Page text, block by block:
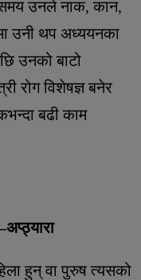
उनले नाक, कान,
उनी थप अध्ययनका
उनको बाटो
रोग विशेषज्ञ बनेर
बढी काम
हुन् वा पुरुष त्यसको